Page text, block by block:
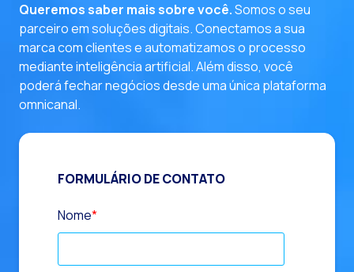
Queremos saber mais sobre você.Somos o seu
parceiro em soluções digitais. Conectamos a sua
marca com clientes e automatizamos o processo
mediante inteligência artificial. Além disso, você
poderá fechar negócios desde uma única plataforma
omnicanal.
FORMULÁRIO DE CONTATO
Nome*